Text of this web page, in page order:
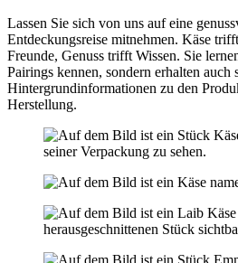
Lassen Sie sich von uns auf eine
Entdeckungsreise mitnehmen. Käse
Freunde, Genuss trifft Wissen. Sie
Pairings kennen, sondern erhalten auch
Hintergrundinformationen zu den
Herstellung.